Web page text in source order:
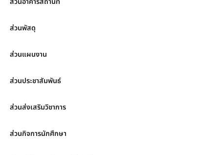
ส่วนพัสดุ
ส่วนแผนงาน
ส่วนประชาสัมพันธ์
ส่วนส่งเสริมวิชาการ
ส่วนกิจการนักศึกษา